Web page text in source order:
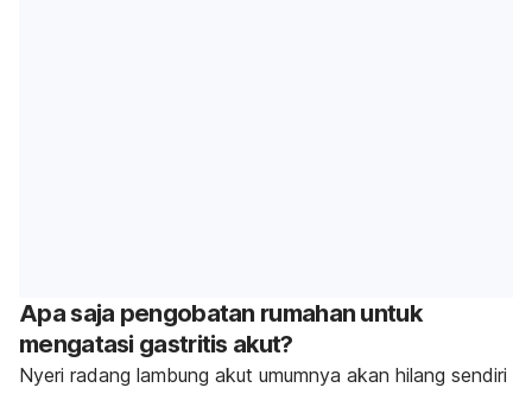
Apa saja pengobatan rumahan untuk
mengatasi gastritis akut?
Nyeri radang lambung akut umumnya akan hilang sendiri